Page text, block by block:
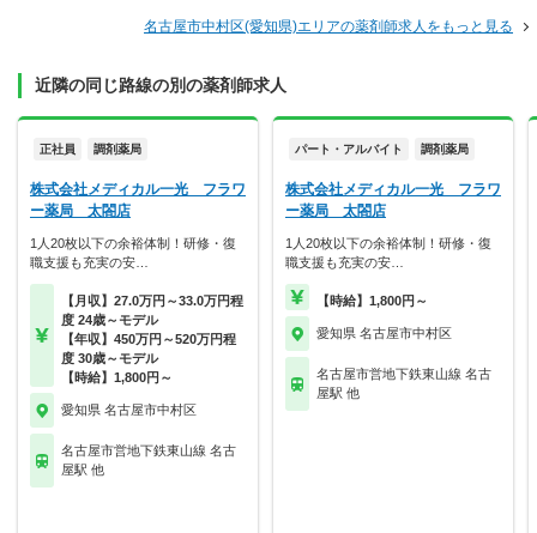
名古屋市中村区(愛知県)エリアの薬剤師求人をもっと見る
近隣の同じ路線の別の薬剤師求人
正社員 調剤薬局
株式会社メディカル一光 フラワ
ー薬局 太閤店
1人20枚以下の余裕体制！研修・復
職支援も充実の安…
【月収】27.0万円～33.0万円程
度 24歳～モデル
【年収】450万円～520万円程
度 30歳～モデル
【時給】1,800円～
愛知県 名古屋市中村区
名古屋市営地下鉄東山線 名古
屋駅 他
パート・アルバイト 調剤薬局
株式会社メディカル一光 フラワ
ー薬局 太閤店
1人20枚以下の余裕体制！研修・復
職支援も充実の安…
【時給】1,800円～
愛知県 名古屋市中村区
名古屋市営地下鉄東山線 名古
屋駅 他